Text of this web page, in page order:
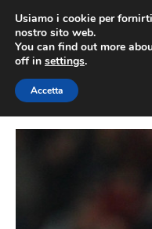
contenuto
Usiamo i cookie per
nostro sito web.
You can find out more
off in settings.
Accetta